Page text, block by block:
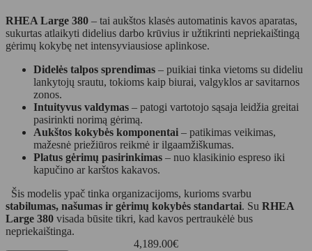
RHEA Large 380 – tai aukštos klasės automatinis kavos aparatas,
sukurtas atlaikyti didelius darbo krūvius ir užtikrinti nepriekaištingą
gėrimų kokybę net intensyviausiose aplinkose.
Didelės talpos sprendimas – puikiai tinka vietoms su dideliu
lankytojų srautu, tokioms kaip biurai, valgyklos ar savitarnos
zonos.
Intuityvus valdymas – patogi vartotojo sąsaja leidžia greitai
pasirinkti norimą gėrimą.
Aukštos kokybės komponentai – patikimas veikimas,
mažesnė priežiūros reikmė ir ilgaamžiškumas.
Platus gėrimų pasirinkimas – nuo klasikinio espreso iki
kapučino ar karštos kakavos.
Šis modelis ypač tinka organizacijoms, kurioms svarbu
stabilumas, našumas ir gėrimų kokybės standartai. Su RHEA
Large 380 visada būsite tikri, kad kavos pertraukėlė bus
nepriekaištinga.
4,189.00€